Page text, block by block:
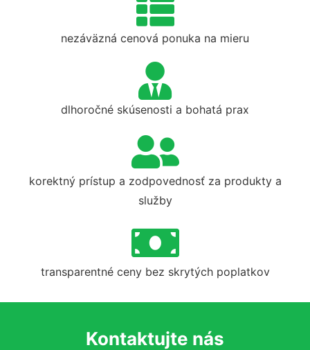
nezáväzná cenová ponuka na mieru
dlhoročné skúsenosti a bohatá prax
korektný prístup a zodpovednosť za produkty a
služby
transparentné ceny bez skrytých poplatkov
Kontaktujte nás